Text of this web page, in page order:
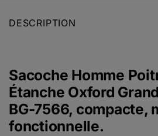
DESCRIPTION
Sacoche Homme
Étanche Oxford
BG-7566, compacte,
fonctionnelle.